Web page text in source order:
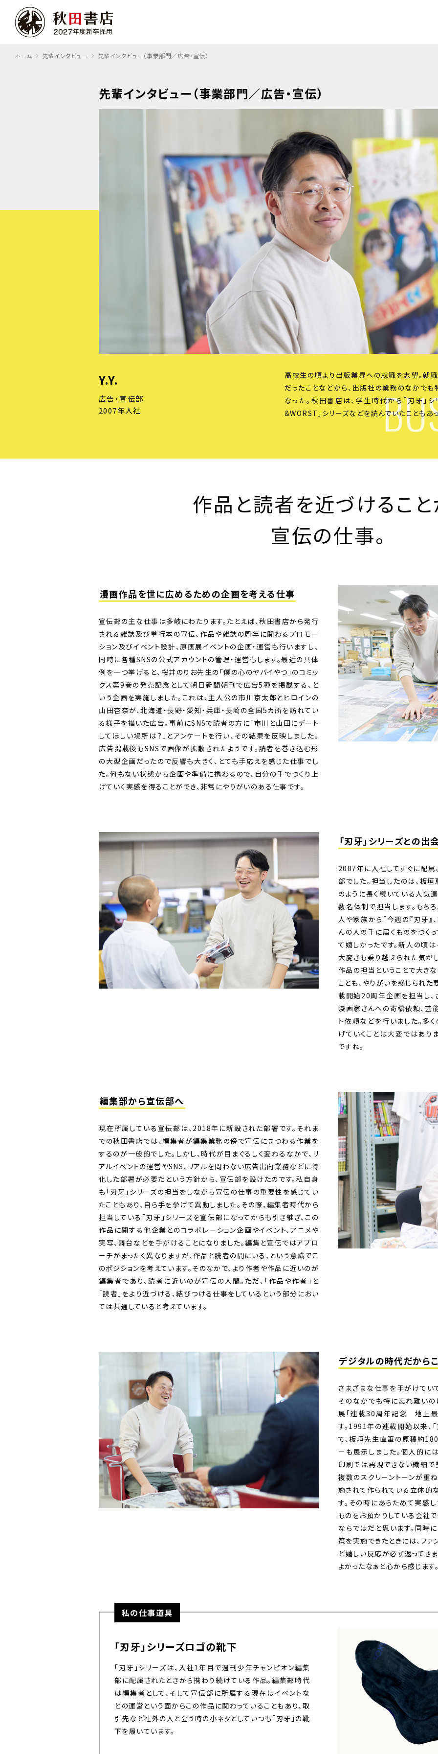
ホーム 先輩インタビュー 先輩インタビュー（事業部門／広告・宣伝）
先輩インタビュー （事業部門／広告・宣伝）
Y.Y.
広告・宣伝部
2007年入社
高校生の頃より出版業界への就職を志望。就
だったことなどから、出版社の業務のなかで
なった。秋田書店は、学生時代から「刃牙」シ
&WORST」シリーズなどを読んでいたこともあ
作品と読者を近づけること
宣伝の仕事。
漫画作品を世に広めるための企画を考える仕事
宣伝部の主な仕事は多岐にわたります。たとえば、秋田書店から発行
される雑誌及び単行本の宣伝、作品や雑誌の周年に関わるプロモー
ション及びイベント設計、原画展イベントの企画・運営も行いますし、
同時に各種SNSの公式アカウントの管理・運営もします。最近の具体
例を一つ挙げると、桜井のりお先生の「僕の心のヤバイやつ」のコミッ
クス第9巻の発売記念として朝日新聞朝刊で広告5種を掲載する、と
いう企画を実施しました。これは、主人公の市川京太郎とヒロインの
山田杏奈が、北海道・長野・愛知・兵庫・長崎の全国5カ所を訪れてい
る様子を描いた広告。事前にSNSで読者の方に「市川と山田にデート
してほしい場所は？」とアンケートを行い、その結果を反映しました。
広告掲載後もSNSで画像が拡散されたようです。読者を巻き込む形
の大型企画だったので反響も大きく、とても手応えを感じた仕事でし
た。何もない状態から企画や準備に携わるので、自分の手でつくり上
げていく実感を得ることができ、非常にやりがいのある仕事です。
「刃牙」シリーズとの出
2007年に入社してすぐに配
部でした。担当したのは、板
のように長く続いている人気
数名体制で担当します。もち
人や家族から「今週の『刃牙』
んの人の手に届くものをつく
て嬉しかったです。新人の頃
大変さも乗り越えられた気が
作品の担当ということで大き
ことも、やりがいを感じられ
載開始20周年企画を担当し、
漫画家さんへの寄稿依頼、芸
ト依頼などを行いました。多
げていくことは大変ではあり
ですね。
編集部から宣伝部へ
現在所属している宣伝部は、2018年に新設された部署です。それま
での秋田書店では、編集者が編集業務の傍で宣伝にまつわる作業を
するのが一般的でした。しかし、時代が目まぐるしく変わるなかで、リ
アルイベントの運営やSNS、リアルを問わない広告出向業務などに特
化した部署が必要だという方針から、宣伝部を設けたのです。私自身
も「刃牙」シリーズの担当をしながら宣伝の仕事の重要性を感じてい
たこともあり、自ら手を挙げて異動しました。その際、編集者時代から
担当している「刃牙」シリーズを宣伝部になってからも引き継ぎ、この
作品に関する他企業とのコラボレーション企画やイベント、アニメや
実写、舞台などを手がけることになりました。編集と宣伝ではアプロ
ーチがまったく異なりますが、作品と読者の間にいる、という意識でこ
のポジションを考えています。そのなかで、より作者や作品に近いのが
編集者であり、読者に近いのが宣伝の人間。ただ、「作品や作者」と
「読者」をより近づける、結びつける仕事をしているという部分におい
ては共通していると考えています。
デジタルの時代だからこ
さまざまな仕事を手がけてい
そのなかでも特に忘れ難い
展「連載30周年記念 地上最
す。1991年の連載開始以来、
て、板垣先生直筆の原稿約
ーも展示しました。個人的に
印刷では再現できない繊細で
複数のスクリーントーンが重
施されて作られている立体的
す。その時にあらためて実感
ものをお預かりしている会社
ならではだと思います。同時
策を実施できたときには、フ
ど嬉しい反応が必ず返ってき
よかったなぁと心から感じます
私の仕事道具
「刃牙」シリーズロゴの靴下
「刃牙」シリーズは、入社1年目で週刊少年チャンピオン編集
部に配属されたときから携わり続けている作品。編集部時代
は編集者として、そして宣伝部に所属する現在はイベントな
どの運営という面からこの作品に関わっていることもあり、取
引先など社外の人と会う時の小ネタとしていつも「刃牙」の靴
下を履いています。